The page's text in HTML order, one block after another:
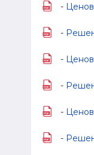
-
-
-
-
-
-